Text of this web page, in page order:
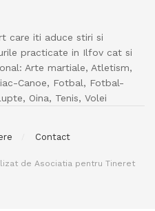
care iti aduce stiri si
practicate in Ilfov cat si
Arte martiale, Atletism,
Canoe, Fotbal, Fotbal-
Oina, Tenis, Volei
Contact
de Asociatia pentru Tineret